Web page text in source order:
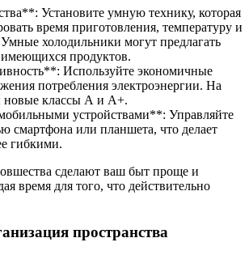
Установите умную технику, которая
время приготовления, температуру и
холодильники могут предлагать
продуктов.
Используйте экономичные
потребления электроэнергии. На
новые классы А и А+.
устройствами**: Управляйте
смартфона или планшета, что делает
гибкими.
сделают ваш быт проще и
время для того, что действительно
пространства